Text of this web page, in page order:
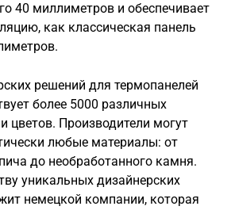
40 миллиметров и обеспечивает
как классическая панель
решений для термопанелей
более 5000 различных
цветов. Производители могут
любые материалы: от
до необработанного камня.
уникальных дизайнерских
немецкой компании, которая